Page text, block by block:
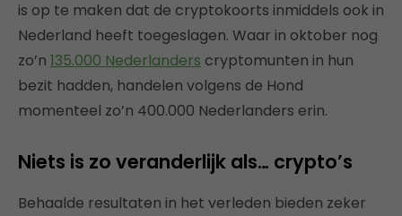
is op te maken dat de cryptokoorts inmiddels ook in
Nederland heeft toegeslagen. Waar in oktober nog
zo’n 135.000 Nederlanders cryptomunten in hun
bezit hadden, handelen volgens de Hond
momenteel zo’n 400.000 Nederlanders erin.
Niets is zo veranderlijk als… crypto’s
Behaalde resultaten in het verleden bieden zeker